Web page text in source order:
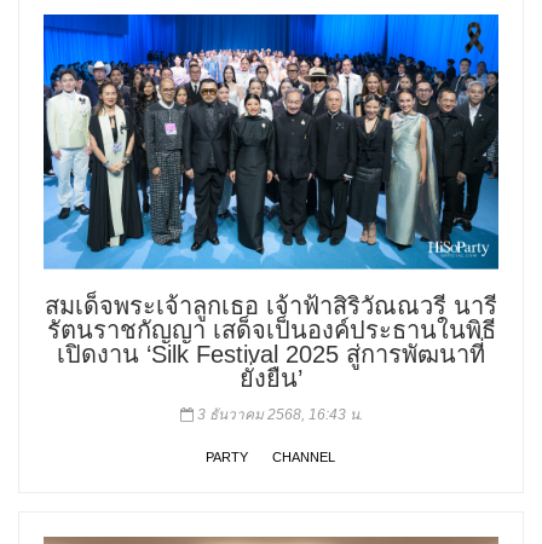
สมเด็จพระเจ้าลูกเธอ เจ้าฟ้าสิริวัณณวรี นารี
รัตนราชกัญญา เสด็จเป็นองค์ประธานในพิธี
เปิดงาน ‘Silk Festival 2025 สู่การพัฒนาที่
ยั่งยืน’
3 ธันวาคม 2568, 16:43 น.
PARTY CHANNEL